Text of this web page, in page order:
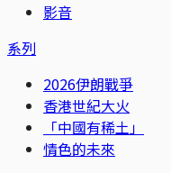
影音
系列
2026伊朗戰爭
香港世紀大火
「中國有稀土」
情色的未來